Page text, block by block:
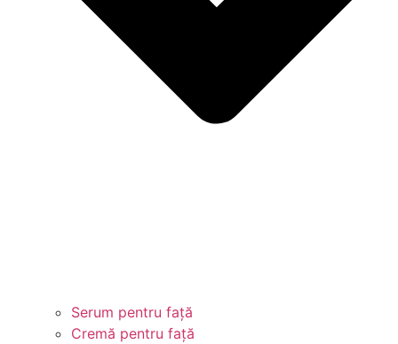
Serum pentru față
Cremă pentru față